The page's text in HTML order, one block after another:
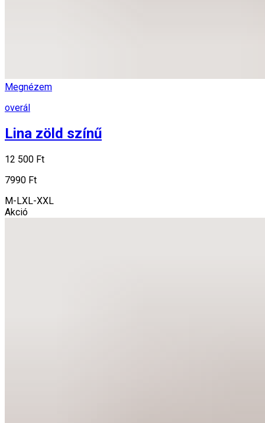
Megnézem
overál
Lina zöld színű
12 500 Ft
7990 Ft
M-LXL-XXL
Akció